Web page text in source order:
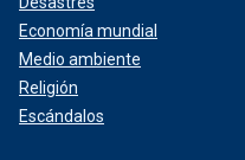
Economía mundial
Medio ambiente
Religión
Escándalos